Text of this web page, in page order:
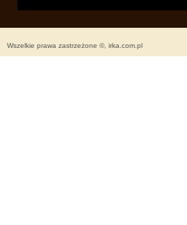
Wszelkie prawa zastrzeżone ©, irka.com.pl